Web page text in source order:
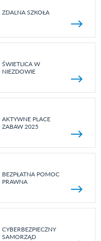
ZDALNA SZKOŁA
ŚWIETLICA W
NIEZDOWIE
AKTYWNE PLACE
ZABAW 2025
BEZPŁATNA POMOC
PRAWNA
CYBERBEZPIECZNY
SAMORZĄD